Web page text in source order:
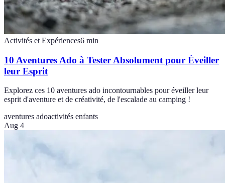
Activités et Expériences6 min
10 Aventures Ado à Tester Absolument pour Éveiller
leur Esprit
Explorez ces 10 aventures ado incontournables pour éveiller leur
esprit d'aventure et de créativité, de l'escalade au camping !
aventures adoactivités enfants
Aug 4